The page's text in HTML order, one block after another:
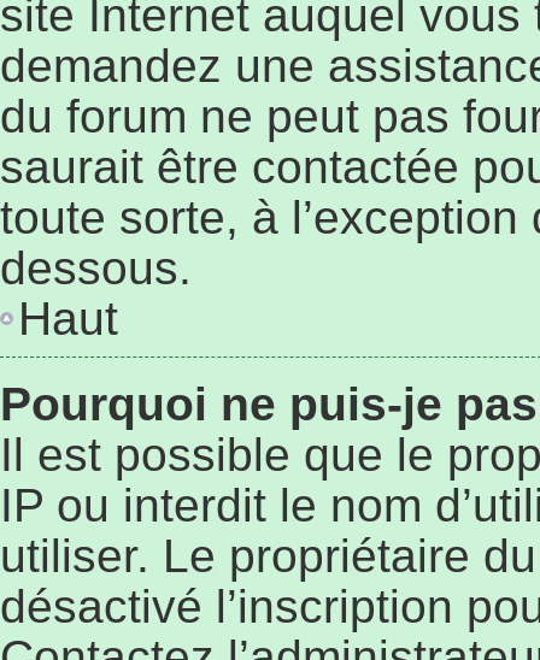
site Internet auquel
demandez une
du forum ne peut pas
saurait être contactée
toute sorte, à
dessous.
Haut
Pourquoi ne puis-je
Il est possible que le
IP ou interdit le nom
utiliser. Le propriétaire
désactivé l’inscription